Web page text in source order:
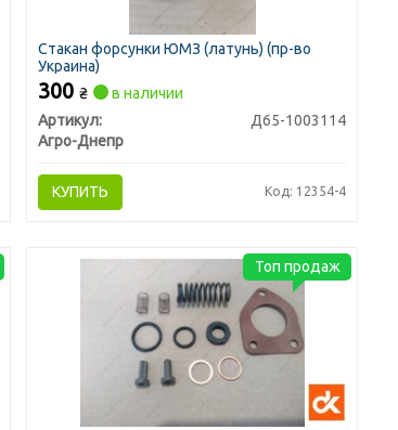
Стакан форсунки ЮМЗ (латунь) (пр-во
Украина)
300₴
в наличии
Артикул:
Д65-1003114
Агро-Днепр
КУПИТЬ Код: 12354-4
Топ продаж